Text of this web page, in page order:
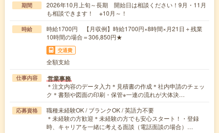
期間
2026年10月上旬～長期 開始日は相談ください！9月・11月
も相談できます！ ※10月～！
時給
時給1700円 【月収例】時給1700円×8時間×月21日＋残業
10時間の場合＝306,850円★
交通費
全額支給
仕事内容 営業事務
＊注文内容のデータ入力＊見積書の作成＊社内申請のチェッ
ク＊書類や図面の印刷・保管※一連の流れが大体決…
応募資格
職種未経験OK / ブランクOK / 英語力不要
＊未経験の方歓迎＊未経験の方でも安心スタート！・登録
時、キャリアを一緒に考える面談（電話面談の場合）…